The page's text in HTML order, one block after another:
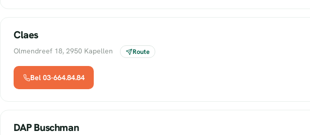
Claes
Olmendreef 18, 2950 Kapellen Route
Bel 03-664.84.84
DAP Buschman